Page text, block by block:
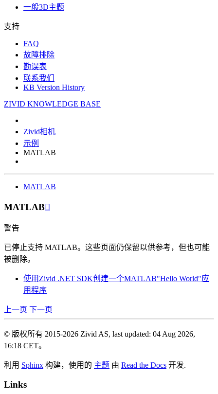
一般3D主题
支持
FAQ
故障排除
勘误表
联系我们
KB Version History
ZIVID KNOWLEDGE BASE
Zivid相机
示例
MATLAB
MATLAB
MATLAB
警告
已停止支持 MATLAB。这些页面仍保留以供参考，但也可能
被删除。
使用Zivid .NET SDK创建一个MATLAB"Hello World"应
用程序
上一页 下一页
© 版权所有 2015-2026 Zivid AS, last updated: 04 Aug 2026,
16:18 CET。
利用 Sphinx 构建，使用的 主题 由 Read the Docs 开发.
Links